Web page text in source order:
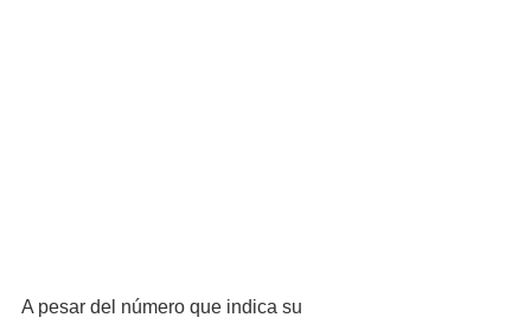
A pesar del número que indica su